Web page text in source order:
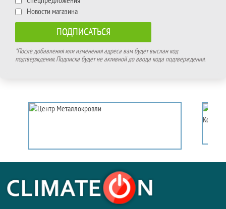
Новости магазина
*После добавления или изменения адреса вам будет выслан код
подтверждения. Подписка будет не активной до ввода кода подтверждения.